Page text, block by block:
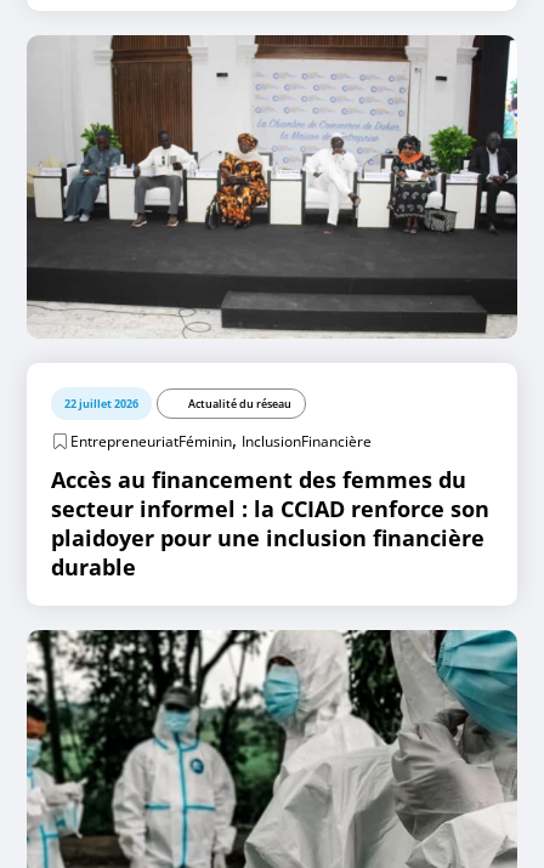
22 juillet 2026 Actualité du réseau
EntrepreneuriatFéminin, InclusionFinancière
Accès au financement des femmes du
secteur informel : la CCIAD renforce son
plaidoyer pour une inclusion financière
durable